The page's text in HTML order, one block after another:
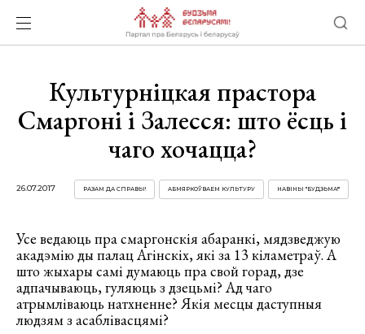
Культурніцкая прастора
Смаргоні і Залесся: што ёсць і
чаго хочацца?
26.07.2017 НАВІНЫ "БУДЗЬМА!"
АБМЯРКОЎВАЕМ КУЛЬТУРУ
РАЗАМ ДА СПРАВЫ!
Усе ведаюць пра смаргонскія абаранкі, мядзведжую
акадэмію ды палац Агінскіх, які за 13 кіламетраў. А
што жыхары самі думаюць пра свой горад, дзе
адпачываюць, гуляюць з дзецьмі? Ад чаго
атрымліваюць натхненне? Якія месцы даступныя
людзям з асаблівасцямі?